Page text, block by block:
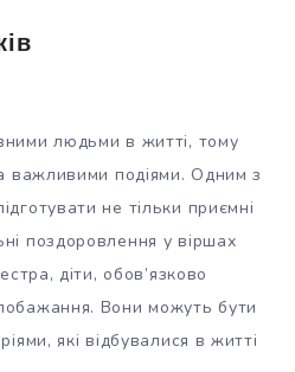
людьми в житті, тому
важливими подіями. Одним з
не тільки приємні
поздоровлення у віршах
діти, обов’язково
Вони можуть бути
які відбувалися в житті